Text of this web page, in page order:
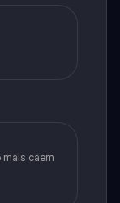
mais caem